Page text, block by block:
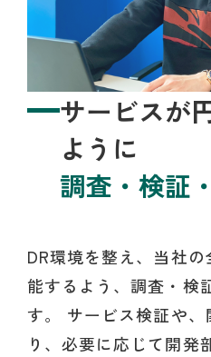
サービスが
ように
調査・検証
DR環境を整え、当社
能するよう、調査・検
す。 サービス検証や
り、必要に応じて開発